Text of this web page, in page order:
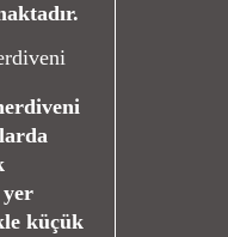
yer
küçük